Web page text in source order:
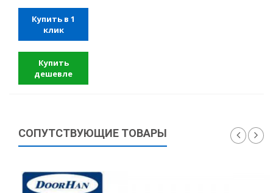
Купить в 1
клик
Купить
дешевле
СОПУТСТВУЮЩИЕ ТОВАРЫ